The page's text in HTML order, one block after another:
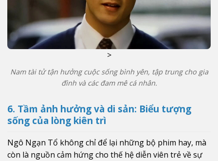
>
Nam tài tử tận hưởng cuộc sống bình yên, tập trung cho gia
đình và các đam mê cá nhân.
6. Tầm ảnh hưởng và di sản: Biểu tượng
sống của lòng kiên trì
Ngô Ngạn Tổ không chỉ để lại những bộ phim hay, mà
còn là nguồn cảm hứng cho thế hệ diễn viên trẻ về sự